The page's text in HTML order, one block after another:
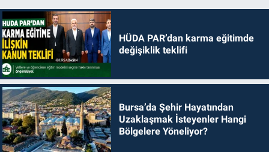
HÜDA PAR’dan karma eğitimde
değişiklik teklifi
Bursa’da Şehir Hayatından
Uzaklaşmak İsteyenler Hangi
Bölgelere Yöneliyor?